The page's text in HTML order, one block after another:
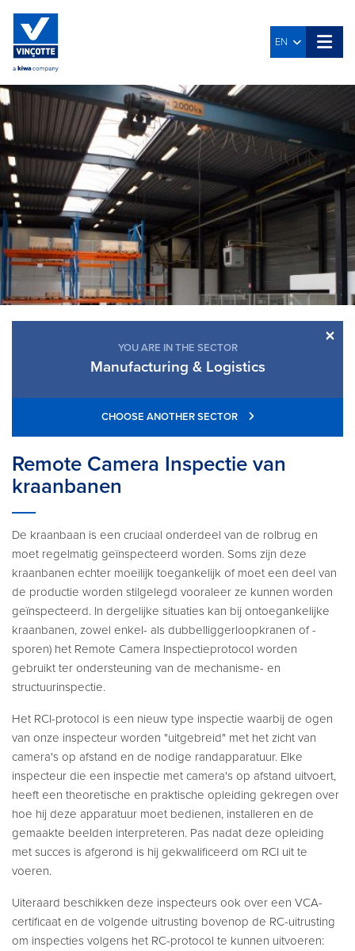
EN
×
YOU ARE IN THE SECTOR
Manufacturing & Logistics
CHOOSE ANOTHER SECTOR
Remote Camera Inspectie van
kraanbanen
De kraanbaan is een cruciaal onderdeel van de rolbrug en
moet regelmatig geïnspecteerd worden. Soms zijn deze
kraanbanen echter moeilijk toegankelijk of moet een deel van
de productie worden stilgelegd vooraleer ze kunnen worden
geïnspecteerd. In dergelijke situaties kan bij ontoegankelijke
kraanbanen, zowel enkel- als dubbelliggerloopkranen of -
sporen) het Remote Camera Inspectieprotocol worden
gebruikt ter ondersteuning van de mechanisme- en
structuurinspectie.
Het RCI-protocol is een nieuw type inspectie waarbij de ogen
van onze inspecteur worden "uitgebreid" met het zicht van
camera's op afstand en de nodige randapparatuur. Elke
inspecteur die een inspectie met camera's op afstand uitvoert,
heeft een theoretische en praktische opleiding gekregen over
hoe hij deze apparatuur moet bedienen, installeren en de
gemaakte beelden interpreteren. Pas nadat deze opleiding
met succes is afgerond is hij gekwalificeerd om RCI uit te
voeren.
Uiteraard beschikken deze inspecteurs ook over een VCA-
certificaat en de volgende uitrusting bovenop de RC-uitrusting
om inspecties volgens het RC-protocol te kunnen uitvoeren: